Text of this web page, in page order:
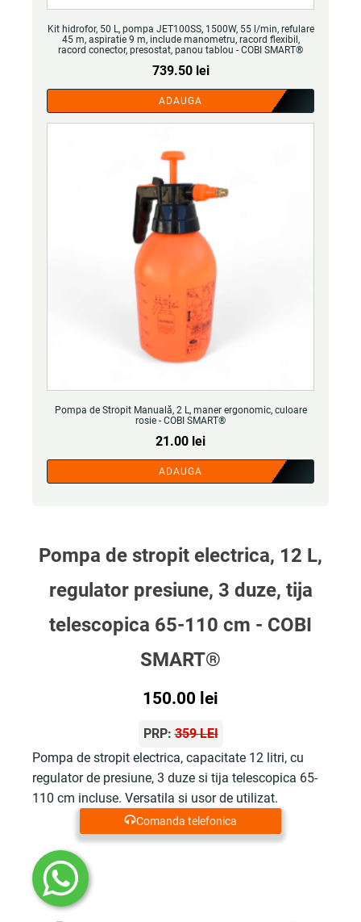
Kit hidrofor, 50 L, pompa JET100SS, 1500W, 55 l/min, refulare
45 m, aspiratie 9 m, include manometru, racord flexibil,
racord conector, presostat, panou tablou - COBI SMART®
739.50 lei
ADAUGA
Pompa de Stropit Manuală, 2 L, maner ergonomic, culoare
rosie - COBI SMART®
21.00 lei
ADAUGA
Pompa de stropit electrica, 12 L,
regulator presiune, 3 duze, tija
telescopica 65-110 cm - COBI
SMART®
150.00 lei
PRP:359 LEI
Pompa de stropit electrica, capacitate 12 litri, cu
regulator de presiune, 3 duze si tija telescopica 65-
110 cm incluse. Versatila si usor de utilizat.
Comanda telefonica